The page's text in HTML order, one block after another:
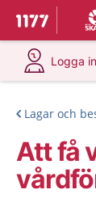
Till startsidan
Du
Logga in
på
Lagar och
Att få